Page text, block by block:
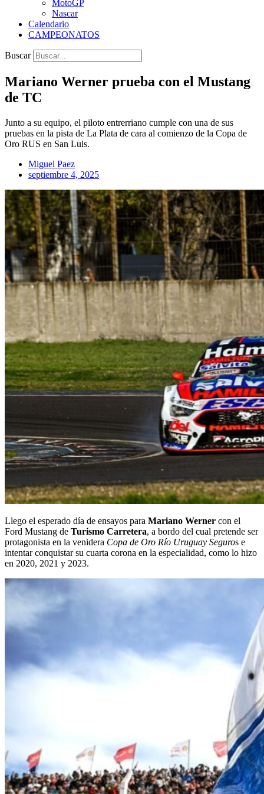
MotoGP
Nascar
Calendario
CAMPEONATOS
Buscar
Mariano Werner prueba con el Mustang
de TC
Junto a su equipo, el piloto entrerriano cumple con una de sus
pruebas en la pista de La Plata de cara al comienzo de la Copa de
Oro RUS en San Luis.
Miguel Paez
septiembre 4, 2025
Llego el esperado día de ensayos para Mariano Werner con el
Ford Mustang de Turismo Carretera, a bordo del cual pretende ser
protagonista en la venidera Copa de Oro Río Uruguay Seguros e
intentar conquistar su cuarta corona en la especialidad, como lo hizo
en 2020, 2021 y 2023.